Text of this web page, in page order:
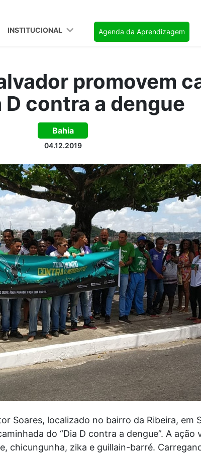
INSTITUCIONAL Agenda da Aprendizagem
promovem
D contra a dengue
Bahia
04.12.2019
Soares, localizado no bairro da Ribeira, em
do “Dia D contra a dengue”. A ação
chicungunha, zika e guillain-barré.